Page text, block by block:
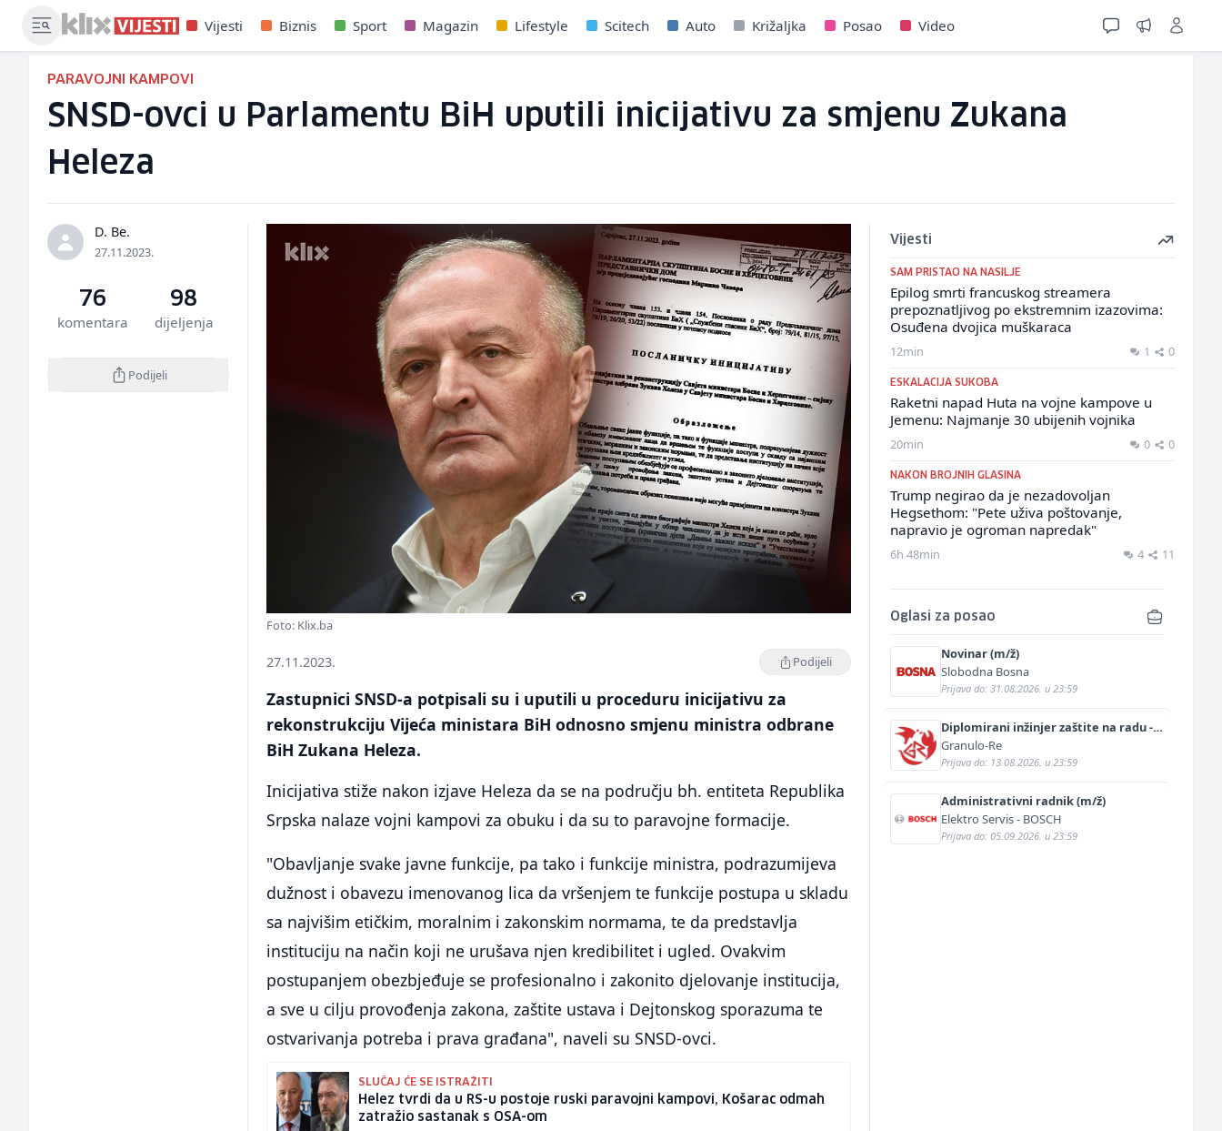
Vijesti Biznis Sport Magazin Lifestyle Scitech Auto Križaljka Posao Video
PARAVOJNI KAMPOVI
SNSD-ovci u Parlamentu BiH uputili inicijativu za smjenu Zukana
Heleza
D. Be.
27.11.2023.
76
komentara
98
dijeljenja
Podijeli
Foto: Klix.ba
27.11.2023. Podijeli
Zastupnici SNSD-a potpisali su i uputili u proceduru inicijativu za
rekonstrukciju Vijeća ministara BiH odnosno smjenu ministra odbrane
BiH Zukana Heleza.
Inicijativa stiže nakon izjave Heleza da se na području bh. entiteta Republika
Srpska nalaze vojni kampovi za obuku i da su to paravojne formacije.
"Obavljanje svake javne funkcije, pa tako i funkcije ministra, podrazumijeva
dužnost i obavezu imenovanog lica da vršenjem te funkcije postupa u skladu
sa najvišim etičkim, moralnim i zakonskim normama, te da predstavlja
instituciju na način koji ne urušava njen kredibilitet i ugled. Ovakvim
postupanjem obezbjeđuje se profesionalno i zakonito djelovanje institucija,
a sve u cilju provođenja zakona, zaštite ustava i Dejtonskog sporazuma te
ostvarivanja potreba i prava građana", naveli su SNSD-ovci.
SLUČAJ ĆE SE ISTRAŽITI
Helez tvrdi da u RS-u postoje ruski paravojni kampovi, Košarac odmah
zatražio sastanak s OSA-om
Vijesti
SAM PRISTAO NA NASILJE
Epilog smrti francuskog streamera
prepoznatljivog po ekstremnim izazovima:
Osuđena dvojica muškaraca
12min 1 0
ESKALACIJA SUKOBA
Raketni napad Huta na vojne kampove u
Jemenu: Najmanje 30 ubijenih vojnika
20min 0 0
NAKON BROJNIH GLASINA
Trump negirao da je nezadovoljan
Hegsethom: "Pete uživa poštovanje,
napravio je ogroman napredak"
6h 48min 4 11
Oglasi za posao
Novinar (m/ž)
Slobodna Bosna
Prijava do: 31.08.2026. u 23:59
Diplomirani inžinjer zaštite na radu -
Bachelor inžinjer sigurnosti i pomoći
(m/ž)
Granulo-Re
Prijava do: 13.08.2026. u 23:59
Administrativni radnik (m/ž)
Elektro Servis - BOSCH
Prijava do: 05.09.2026. u 23:59